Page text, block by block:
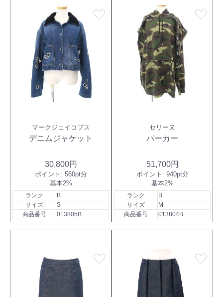
favorite
マークジェイコブス
デニムジャケット
30,800円
ポイント: 560pt分
基本2%
ランク
B
サイズ
S
商品番号
013805B
favorite
セリーヌ
パーカー
51,700円
ポイント: 940pt分
基本2%
ランク
B
サイズ
M
商品番号
013804B
favorite favorite